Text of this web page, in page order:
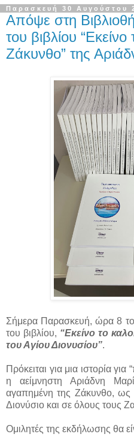
Παρασκευή 30 Αυγούστου
Απόψε στη
του βιβλίου
Ζάκυνθο” της
Σήμερα Παρασκευή, ώρα 8 το
του βιβλίου, “Εκείνο το
του Αγίου Διονυσίου”.
Πρόκειται για μια ιστορία
η αείμνηστη Αριάδνη
αγαπημένη της Ζάκυνθο, ως
Διονύσιο και σε όλους τους
Ομιλητές της εκδήλωσης θα